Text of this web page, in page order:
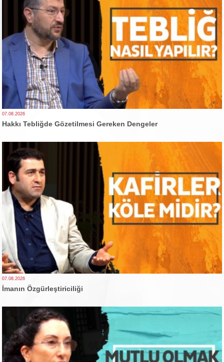
07.08.2026
Hakkı Tebliğde Gözetilmesi Gereken Dengeler
07.08.2026
İmanın Özgürleştiriciliği